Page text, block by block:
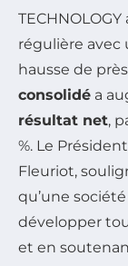
régulière avec
hausse de près
consolidé a
résultat net,
%. Le
Fleuriot,
qu’une
développer
et en